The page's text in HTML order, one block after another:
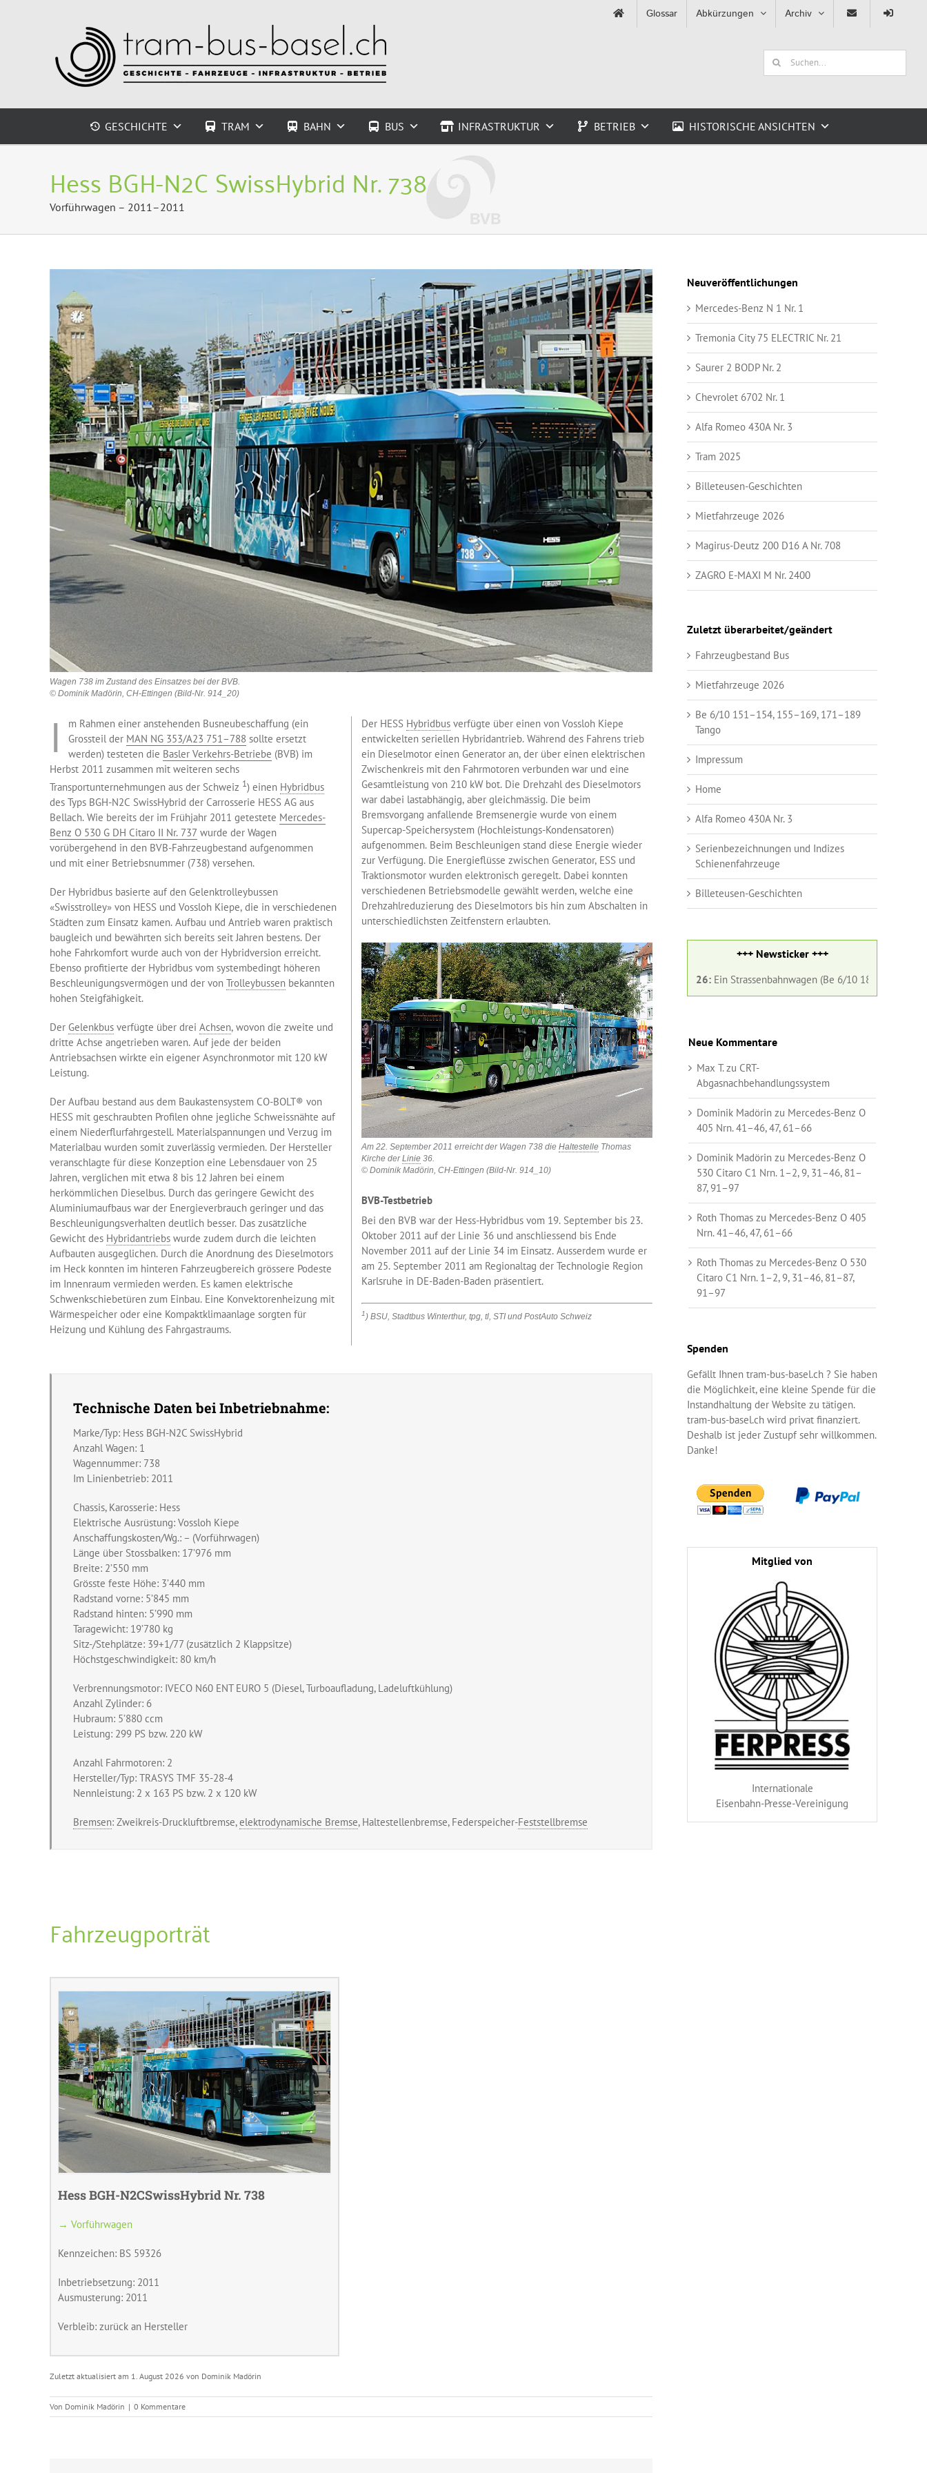
Glossar Abkürzungen Archiv
Suche
nach:
GESCHICHTE TRAM BAHN BUS INFRASTRUKTUR BETRIEB HISTORISCHE ANSICHTEN
Hess BGH-N2C SwissHybrid Nr. 738
Vorführwagen – 2011–2011
grösseres
Bild
Wagen 738 im Zustand des Einsatzes bei der BVB.
© Dominik Madörin, CH-Ettingen (Bild-Nr. 914_20)
I
m Rahmen einer anstehenden Busneubeschaffung (ein
Grossteil der MAN NG 353/A23 751–788 sollte ersetzt
werden) testeten die Basler Verkehrs-Betriebe (BVB) im
Herbst 2011 zusammen mit weiteren sechs
Transportunternehmungen aus der Schweiz 1) einen Hybridbus
des Typs BGH-N2C SwissHybrid der Carrosserie HESS AG aus
Bellach. Wie bereits der im Frühjahr 2011 getestete Mercedes-
Benz O 530 G DH Citaro II Nr. 737 wurde der Wagen
vorübergehend in den BVB-Fahrzeugbestand aufgenommen
und mit einer Betriebsnummer (738) versehen.
Der Hybridbus basierte auf den Gelenktrolleybussen
«Swisstrolley» von HESS und Vossloh Kiepe, die in verschiedenen
Städten zum Einsatz kamen. Aufbau und Antrieb waren praktisch
baugleich und bewährten sich bereits seit Jahren bestens. Der
hohe Fahrkomfort wurde auch von der Hybridversion erreicht.
Ebenso profitierte der Hybridbus vom systembedingt höheren
Beschleunigungsvermögen und der von Trolleybussen bekannten
hohen Steigfähigkeit.
Der Gelenkbus verfügte über drei Achsen, wovon die zweite und
dritte Achse angetrieben waren. Auf jede der beiden
Antriebsachsen wirkte ein eigener Asynchronmotor mit 120 kW
Leistung.
Der Aufbau bestand aus dem Baukastensystem CO-BOLT® von
HESS mit geschraubten Profilen ohne jegliche Schweissnähte auf
einem Niederflurfahrgestell. Materialspannungen und Verzug im
Materialbau wurden somit zuverlässig vermieden. Der Hersteller
veranschlagte für diese Konzeption eine Lebensdauer von 25
Jahren, verglichen mit etwa 8 bis 12 Jahren bei einem
herkömmlichen Dieselbus. Durch das geringere Gewicht des
Aluminiumaufbaus war der Energieverbrauch geringer und das
Beschleunigungsverhalten deutlich besser. Das zusätzliche
Gewicht des Hybridantriebs wurde zudem durch die leichten
Aufbauten ausgeglichen. Durch die Anordnung des Dieselmotors
im Heck konnten im hinteren Fahrzeugbereich grössere Podeste
im Innenraum vermieden werden. Es kamen elektrische
Schwenkschiebetüren zum Einbau. Eine Konvektorenheizung mit
Wärmespeicher oder eine Kompaktklimaanlage sorgten für
Heizung und Kühlung des Fahrgastraums.
Der HESS Hybridbus verfügte über einen von Vossloh Kiepe
entwickelten seriellen Hybridantrieb. Während des Fahrens trieb
ein Dieselmotor einen Generator an, der über einen elektrischen
Zwischenkreis mit den Fahrmotoren verbunden war und eine
Gesamtleistung von 210 kW bot. Die Drehzahl des Dieselmotors
war dabei lastabhängig, aber gleichmässig. Die beim
Bremsvorgang anfallende Bremsenergie wurde von einem
Supercap-Speichersystem (Hochleistungs-Kondensatoren)
aufgenommen. Beim Beschleunigen stand diese Energie wieder
zur Verfügung. Die Energieflüsse zwischen Generator, ESS und
Traktionsmotor wurden elektronisch geregelt. Dabei konnten
verschiedenen Betriebsmodelle gewählt werden, welche eine
Drehzahlreduzierung des Dieselmotors bis hin zum Abschalten in
unterschiedlichsten Zeitfenstern erlaubten.
Am 22. September 2011 erreicht der Wagen 738 die Haltestelle Thomas
Kirche derLinie 36.
© Dominik Madörin, CH-Ettingen (Bild-Nr. 914_10)
BVB-Testbetrieb
Bei den BVB war der Hess-Hybridbus vom 19. September bis 23.
Oktober 2011 auf der Linie 36 und anschliessend bis Ende
November 2011 auf der Linie 34 im Einsatz. Ausserdem wurde er
am 25. September 2011 am Regionaltag der Technologie Region
Karlsruhe in DE-Baden-Baden präsentiert.
1) BSU, Stadtbus Winterthur, tpg, tl, STI und PostAuto Schweiz
Technische Daten bei Inbetriebnahme:
Marke/Typ: Hess BGH-N2C SwissHybrid
Anzahl Wagen: 1
Wagennummer: 738
Im Linienbetrieb: 2011
Chassis, Karosserie: Hess
Elektrische Ausrüstung: Vossloh Kiepe
Anschaffungskosten/Wg.: – (Vorführwagen)
Länge über Stossbalken: 17’976 mm
Breite: 2’550 mm
Grösste feste Höhe: 3’440 mm
Radstand vorne: 5’845 mm
Radstand hinten: 5’990 mm
Taragewicht: 19’780 kg
Sitz-/Stehplätze: 39+1/77 (zusätzlich 2 Klappsitze)
Höchstgeschwindigkeit: 80 km/h
Verbrennungsmotor: IVECO N60 ENT EURO 5 (Diesel, Turboaufladung, Ladeluftkühlung)
Anzahl Zylinder: 6
Hubraum: 5’880 ccm
Leistung: 299 PS bzw. 220 kW
Anzahl Fahrmotoren: 2
Hersteller/Typ: TRASYS TMF 35-28-4
Nennleistung: 2 x 163 PS bzw. 2 x 120 kW
Bremsen: Zweikreis-Druckluftbremse,elektrodynamische Bremse, Haltestellenbremse, Federspeicher-Feststellbremse
Fahrzeugporträt
Hess BGH-N2CSwissHybrid Nr. 738
→ Vorführwagen
Kennzeichen: BS 59326
Inbetriebsetzung: 2011
Ausmusterung: 2011
Verbleib: zurück an Hersteller
Zuletzt aktualisiert am 1. August 2026 von Dominik Madörin
Von Dominik Madörin | 0 Kommentare
Neuveröffentlichungen
Mercedes-Benz N 1 Nr. 1
Tremonia City 75 ELECTRIC Nr. 21
Saurer 2 BODP Nr. 2
Chevrolet 6702 Nr. 1
Alfa Romeo 430A Nr. 3
Tram 2025
Billeteusen-Geschichten
Mietfahrzeuge 2026
Magirus-Deutz 200 D16 A Nr. 708
ZAGRO E-MAXI M Nr. 2400
Zuletzt überarbeitet/geändert
Fahrzeugbestand Bus
Mietfahrzeuge 2026
Be 6/10 151–154, 155–169, 171–189
Tango
Impressum
Home
Alfa Romeo 430A Nr. 3
Serienbezeichnungen und Indizes
Schienenfahrzeuge
Billeteusen-Geschichten
+++ Newsticker +++
+++1. August 2026:Ein Strassenbahnwagen (Be 6/10 182) und ein Gelenkbus (Nr.
Neue Kommentare
Max T.zu CRT-
Abgasnachbehandlungssystem
Dominik Madörin zu Mercedes-Benz O
405 Nrn. 41–46, 47, 61–66
Dominik Madörin zu Mercedes-Benz O
530 Citaro C1 Nrn. 1–2, 9, 31–46, 81–
87, 91–97
Roth Thomas zu Mercedes-Benz O 405
Nrn. 41–46, 47, 61–66
Roth Thomas zu Mercedes-Benz O 530
Citaro C1 Nrn. 1–2, 9, 31–46, 81–87,
91–97
Spenden
Gefällt Ihnen tram-bus-basel.ch ? Sie haben
die Möglichkeit, eine kleine Spende für die
Instandhaltung der Website zu tätigen.
tram-bus-basel.ch wird privat finanziert.
Deshalb ist jeder Zustupf sehr willkommen.
Danke!
Mitglied von
Internationale
Eisenbahn-Presse-Vereinigung